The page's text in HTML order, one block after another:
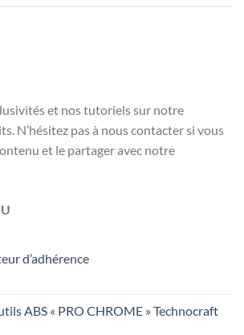
et nos tutoriels sur notre
N’hésitez pas à nous contacter si vous
et le partager avec notre
d’adhérence
ABS « PRO CHROME » Technocraft